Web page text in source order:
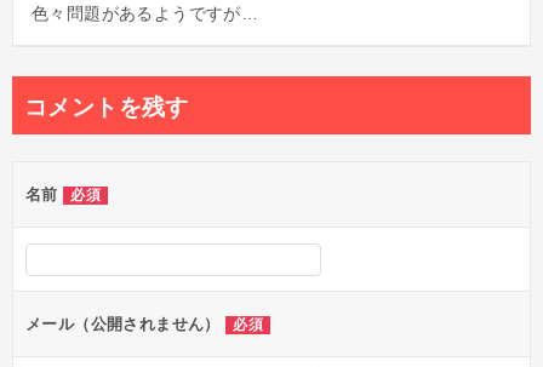
色々問題があるようですが…
コメントを残す
名前 必須
メール（公開されません） 必須